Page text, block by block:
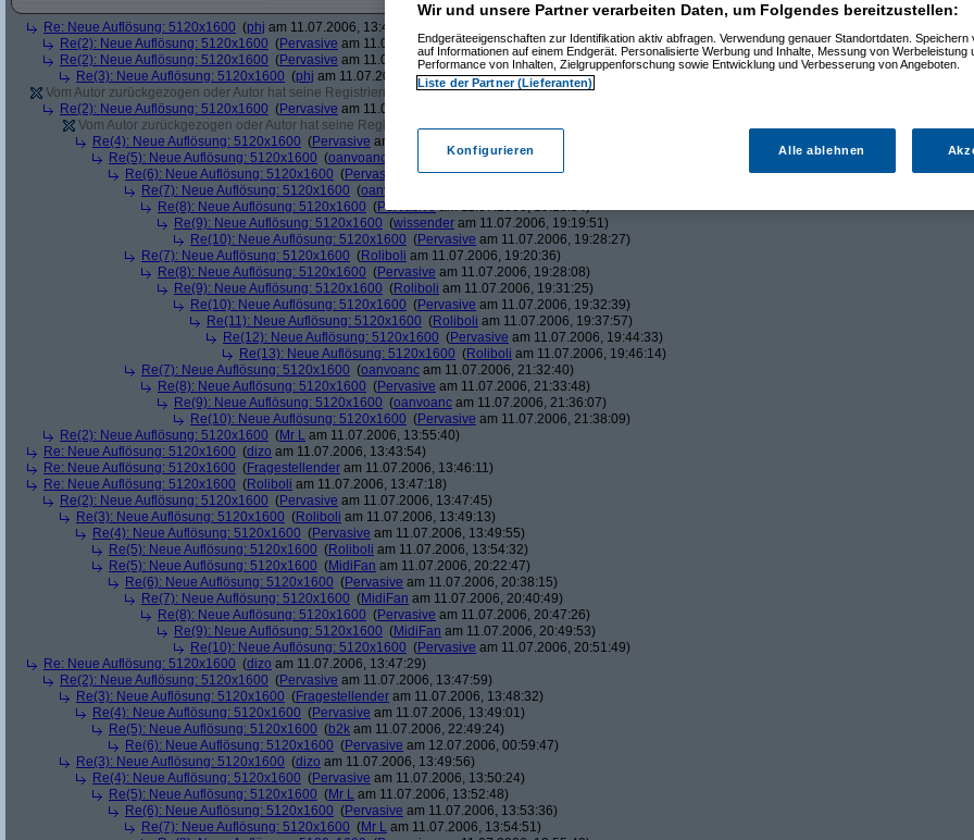
Re: Neue Auflösung: 5120x1600 (phj am 11.07.2006, 13:40:39)
Re(2): Neue Auflösung: 5120x1600 (Pervasive am 11.07.2006, 13:41:12)
Re(2): Neue Auflösung: 5120x1600 (Pervasive am 11.07.2006, 13:51:49)
Re(3): Neue Auflösung: 5120x1600 (phj am 11.07.2006, 13:52:12)
Vom Autor zurückgezogen oder Autor hat seine Registrierung nicht bestätigt(Nagelfaram 11.07.2006, 13:41:09)
Re(2): Neue Auflösung: 5120x1600 (Pervasive am 11.07.2006, 13:41:43)
Vom Autor zurückgezogen oder Autor hat seine Registrierung nicht bestätigt(Nagelfar
Re(4): Neue Auflösung: 5120x1600 (Pervasive am 11.07.2006, 13:43:22)
Re(5): Neue Auflösung: 5120x1600 (oanvoanc
am 11.07.2006, 19:06:23)
Re(6): Neue Auflösung: 5120x1600 (Pervasive
am 11.07.2006, 19:16:41)
Re(7): Neue Auflösung: 5120x1600 (oanvoanc
Re(8): Neue Auflösung: 5120x1600 (Pervasiveam 11.07.2006, 19:18:54)
Re(9): Neue Auflösung: 5120x1600 (wissender am 11.07.2006, 19:19:51)
Re(10): Neue Auflösung: 5120x1600 (Pervasive am 11.07.2006, 19:28:27)
Re(7): Neue Auflösung: 5120x1600 (Roliboli am 11.07.2006, 19:20:36)
Re(8): Neue Auflösung: 5120x1600 (Pervasive am 11.07.2006, 19:28:08)
Re(9): Neue Auflösung: 5120x1600 (Roliboli am 11.07.2006, 19:31:25)
Re(10): Neue Auflösung: 5120x1600 (Pervasive am 11.07.2006, 19:32:39)
Re(11): Neue Auflösung: 5120x1600 (Roliboli am 11.07.2006, 19:37:57)
Re(12): Neue Auflösung: 5120x1600 (Pervasive am 11.07.2006, 19:44:33)
Re(13): Neue Auflösung: 5120x1600 (Roliboli am 11.07.2006, 19:46:14)
Re(7): Neue Auflösung: 5120x1600 (oanvoanc am 11.07.2006, 21:32:40)
Re(8): Neue Auflösung: 5120x1600 (Pervasive am 11.07.2006, 21:33:48)
Re(9): Neue Auflösung: 5120x1600 (oanvoanc am 11.07.2006, 21:36:07)
Re(10): Neue Auflösung: 5120x1600 (Pervasive am 11.07.2006, 21:38:09)
Re(2): Neue Auflösung: 5120x1600 (Mr L am 11.07.2006, 13:55:40)
Re: Neue Auflösung: 5120x1600 (dizo am 11.07.2006, 13:43:54)
Re: Neue Auflösung: 5120x1600 (Fragestellender am 11.07.2006, 13:46:11)
Re: Neue Auflösung: 5120x1600 (Roliboli am 11.07.2006, 13:47:18)
Re(2): Neue Auflösung: 5120x1600 (Pervasive am 11.07.2006, 13:47:45)
Re(3): Neue Auflösung: 5120x1600 (Roliboli am 11.07.2006, 13:49:13)
Re(4): Neue Auflösung: 5120x1600 (Pervasive am 11.07.2006, 13:49:55)
Re(5): Neue Auflösung: 5120x1600 (Roliboli am 11.07.2006, 13:54:32)
Re(5): Neue Auflösung: 5120x1600 (MidiFan am 11.07.2006, 20:22:47)
Re(6): Neue Auflösung: 5120x1600 (Pervasive am 11.07.2006, 20:38:15)
Re(7): Neue Auflösung: 5120x1600 (MidiFan am 11.07.2006, 20:40:49)
Re(8): Neue Auflösung: 5120x1600 (Pervasive am 11.07.2006, 20:47:26)
Re(9): Neue Auflösung: 5120x1600 (MidiFan am 11.07.2006, 20:49:53)
Re(10): Neue Auflösung: 5120x1600 (Pervasive am 11.07.2006, 20:51:49)
Re: Neue Auflösung: 5120x1600 (dizo am 11.07.2006, 13:47:29)
Re(2): Neue Auflösung: 5120x1600 (Pervasive am 11.07.2006, 13:47:59)
Re(3): Neue Auflösung: 5120x1600 (Fragestellender am 11.07.2006, 13:48:32)
Re(4): Neue Auflösung: 5120x1600 (Pervasive am 11.07.2006, 13:49:01)
Re(5): Neue Auflösung: 5120x1600 (b2k am 11.07.2006, 22:49:24)
Re(6): Neue Auflösung: 5120x1600 (Pervasive am 12.07.2006, 00:59:47)
Re(3): Neue Auflösung: 5120x1600 (dizo am 11.07.2006, 13:49:56)
Re(4): Neue Auflösung: 5120x1600 (Pervasive am 11.07.2006, 13:50:24)
Re(5): Neue Auflösung: 5120x1600 (Mr L am 11.07.2006, 13:52:48)
Re(6): Neue Auflösung: 5120x1600 (Pervasive am 11.07.2006, 13:53:36)
Re(7): Neue Auflösung: 5120x1600 (Mr L am 11.07.2006, 13:54:51)
Wir und unsere Partner verarbeiten Daten, um Folgendes bereitzustellen:
Endgeräteeigenschaften zur Identifikation aktiv abfragen. Verwendung genauer Standortdaten. Speichern
auf Informationen auf einem Endgerät. Personalisierte Werbung und Inhalte, Messung von Werbeleistung
Performance von Inhalten, Zielgruppenforschung sowie Entwicklung und Verbesserung von Angeboten.
Liste der Partner (Lieferanten)
Konfigurieren Alle ablehnen